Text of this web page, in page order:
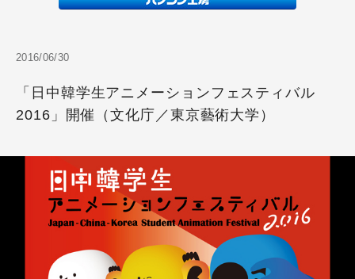
2016/06/30
「日中韓学生アニメーションフェスティバル
2016」開催（文化庁／東京藝術大学）